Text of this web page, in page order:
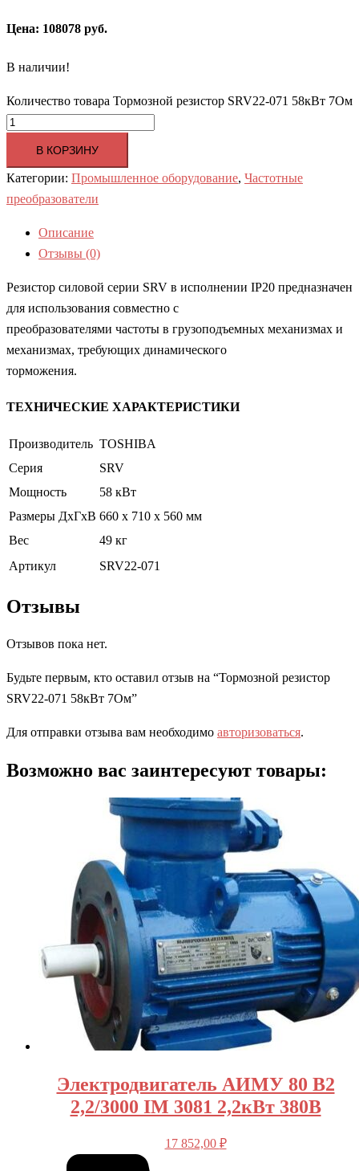
Цена: 108078 руб.
В наличии!
Количество товара Тормозной резистор SRV22-071 58кВт 7Ом
В КОРЗИНУ
Категории: Промышленное оборудование, Частотные
преобразователи
Описание
Отзывы (0)
Резистор силовой серии SRV в исполнении IP20 предназначен
для использования совместно с
преобразователями частоты в грузоподъемных механизмах и
механизмах, требующих динамического
торможения.
ТЕХНИЧЕСКИЕ ХАРАКТЕРИСТИКИ
Производитель TOSHIBA
Серия
SRV
Мощность
58 кВт
Размеры ДхГхВ 660 x 710 x 560 мм
Вес
49 кг
Артикул
SRV22-071
Отзывы
Отзывов пока нет.
Будьте первым, кто оставил отзыв на “Тормозной резистор
SRV22-071 58кВт 7Ом”
Для отправки отзыва вам необходимо авторизоваться.
Возможно вас заинтересуют товары:
Электродвигатель АИМУ 80 В2
2,2/3000 IM 3081 2,2кВт 380В
17 852,00 ₽